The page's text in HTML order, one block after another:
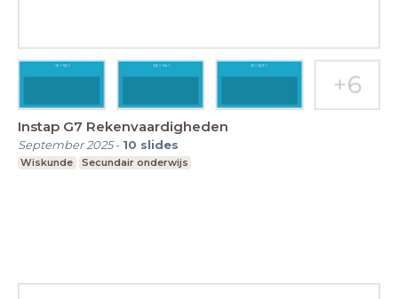
Instap G7 Rekenvaardigheden
September 2025- 10 slides
Wiskunde Secundair onderwijs